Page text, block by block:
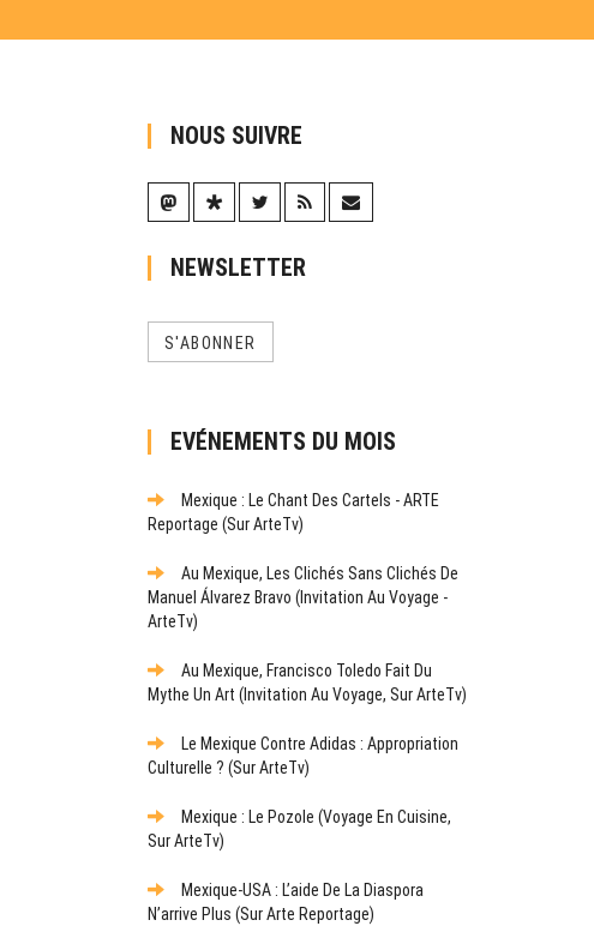
NOUS SUIVRE
NEWSLETTER
S'ABONNER
EVÉNEMENTS DU MOIS
Mexique : Le Chant Des Cartels - ARTE
Reportage (sur ArteTv)
Au Mexique, Les Clichés Sans Clichés De
Manuel Álvarez Bravo (Invitation Au Voyage -
ArteTv)
Au Mexique, Francisco Toledo Fait Du
Mythe Un Art (Invitation Au Voyage, Sur ArteTv)
Le Mexique Contre Adidas : Appropriation
Culturelle ? (sur ArteTv)
Mexique : Le Pozole (Voyage En Cuisine,
Sur ArteTv)
Mexique-USA : L’aide De La Diaspora
N’arrive Plus (sur Arte Reportage)